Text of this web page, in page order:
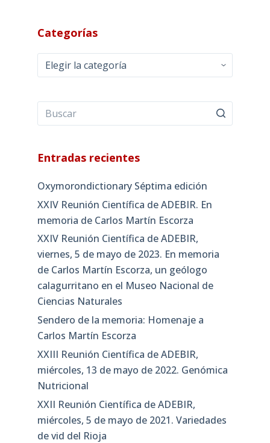
Categorías
Categorías
Entradas recientes
Oxymorondictionary Séptima edición
XXIV Reunión Científica de ADEBIR. En
memoria de Carlos Martín Escorza
XXIV Reunión Científica de ADEBIR,
viernes, 5 de mayo de 2023. En memoria
de Carlos Martín Escorza, un geólogo
calagurritano en el Museo Nacional de
Ciencias Naturales
Sendero de la memoria: Homenaje a
Carlos Martín Escorza
XXIII Reunión Científica de ADEBIR,
miércoles, 13 de mayo de 2022. Genómica
Nutricional
XXII Reunión Científica de ADEBIR,
miércoles, 5 de mayo de 2021. Variedades
de vid del Rioja